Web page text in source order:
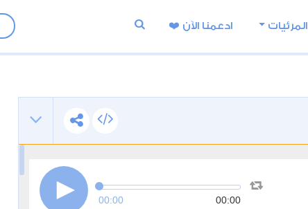
المرئيات ادعمنا اﻵن ❤️
00:00 00:00